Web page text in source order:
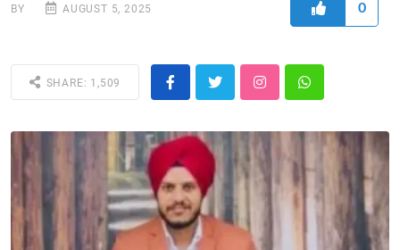
BY AUGUST 5, 2025 0
SHARE: 1,509